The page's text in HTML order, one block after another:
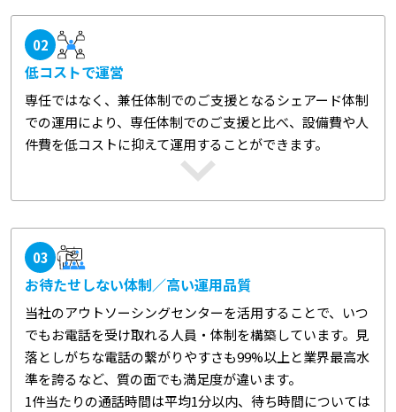
02
低コストで運営
専任ではなく、兼任体制でのご支援となるシェアード体制
での運用により、専任体制でのご支援と比べ、設備費や人
件費を低コストに抑えて運用することができます。
03
お待たせしない体制／高い運用品質
当社のアウトソーシングセンターを活用することで、いつ
でもお電話を受け取れる人員・体制を構築しています。見
落としがちな電話の繋がりやすさも99%以上と業界最高水
準を誇るなど、質の面でも満足度が違います。
1件当たりの通話時間は平均1分以内、待ち時間については